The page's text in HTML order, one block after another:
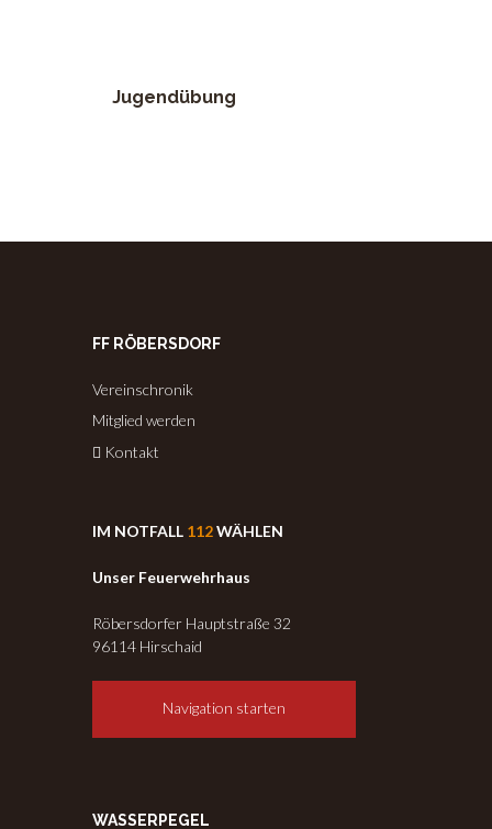
Jugendübung
FF RÖBERSDORF
Vereinschronik
Mitglied werden
Kontakt
IM NOTFALL 112WÄHLEN
Unser Feuerwehrhaus
Röbersdorfer Hauptstraße 32
96114 Hirschaid
Navigation starten
WASSERPEGEL